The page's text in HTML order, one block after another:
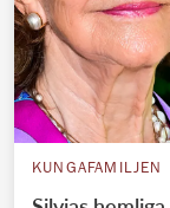
KUNGAFAMILJEN